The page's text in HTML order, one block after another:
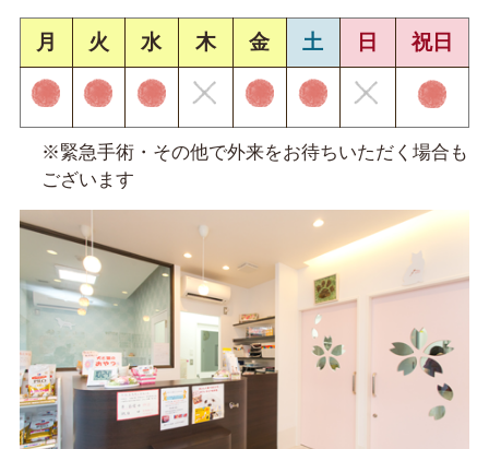
月 火 水 木 金 土 日 祝日
※緊急手術・その他で外来をお待ちいただく場合も
ございます